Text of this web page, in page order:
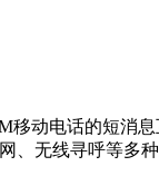
动电话的短消
、无线寻呼等多